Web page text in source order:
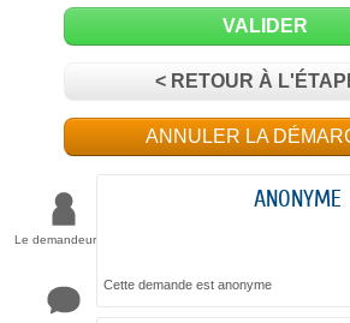
VALIDER
< RETOUR À
ANNULER LA
Le demandeur
ANONYME
Cette demande est anonyme